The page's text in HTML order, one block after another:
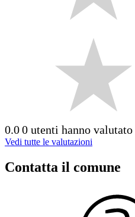
0.00 utenti hanno valutato
Vedi tutte le valutazioni
Contatta il comune